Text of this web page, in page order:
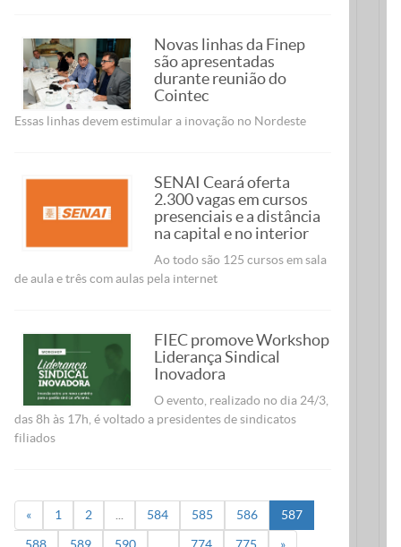
Novas linhas da Finep
são apresentadas
durante reunião do
Cointec
Essas linhas devem estimular a inovação no Nordeste
SENAI Ceará oferta
2.300 vagas em cursos
presenciais e a distância
na capital e no interior
Ao todo são 125 cursos em sala
de aula e três com aulas pela internet
FIEC promove Workshop
Liderança Sindical
Inovadora
O evento, realizado no dia 24/3,
das 8h às 17h, é voltado a presidentes de sindicatos
filiados
« 1 2 584 585 586 587